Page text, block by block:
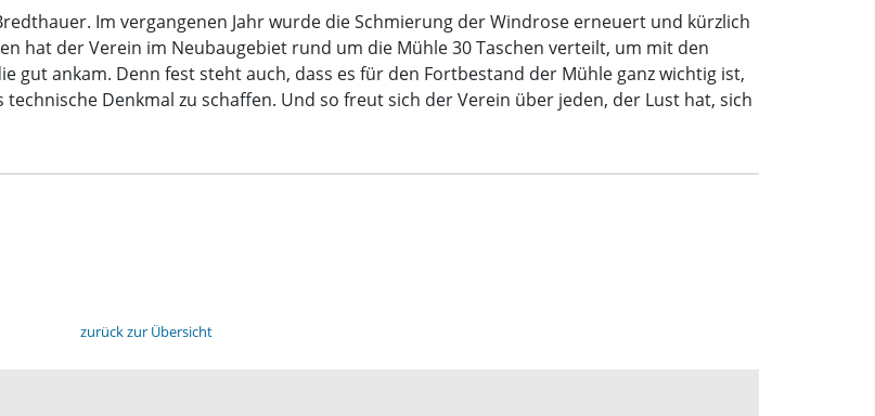
Im vergangenen Jahr wurde die Schmierung der Windrose erneuert und kürzlich
hat der Verein im Neubaugebiet rund um die Mühle 30 Taschen verteilt, um mit den
gut ankam. Denn fest steht auch, dass es für den Fortbestand der Mühle ganz wichtig ist,
Denkmal zu schaffen. Und so freut sich der Verein über jeden, der Lust hat, sich
zurück zur Übersicht